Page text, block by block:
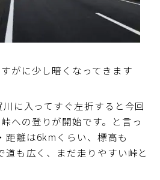
がに少し暗くなってきます
に入ってすぐ左折すると今回
への登りが開始です。と言っ
距離は6kmくらい、標高も
道も広く、まだ走りやすい峠と